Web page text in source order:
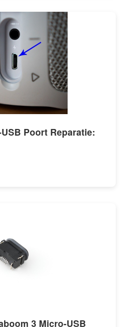
Poort Reparatie:
3 Micro-USB